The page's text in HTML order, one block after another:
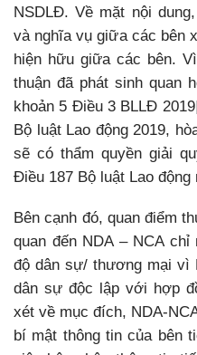
NSDLĐ. Về mặt nội
và nghĩa vụ giữa các bên
hiện hữu giữa các bên.
thuận đã phát sinh quan
khoản 5 Điều 3 BLLĐ 2019
Bộ luật Lao động 2019,
sẽ có thẩm quyền giải
Điều 187 Bộ luật Lao động
Bên cạnh đó, quan điểm
quan đến NDA – NCA
độ dân sự/ thương mại vì
dân sự độc lập với hợp
xét về mục đích, NDA-
bí mật thông tin của bên